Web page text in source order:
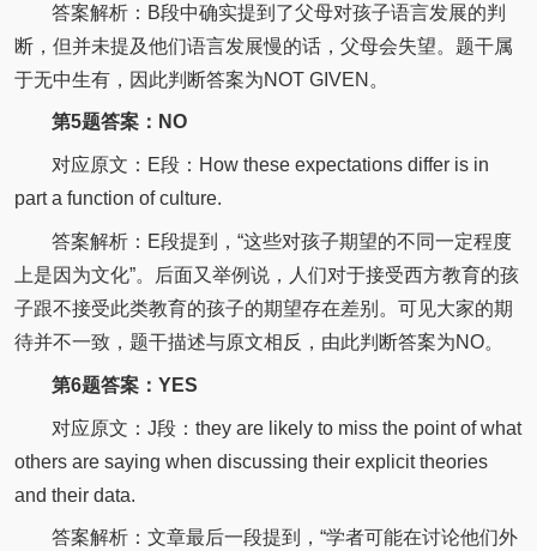
答案解析：B段中确实提到了父母对孩子语言发展的判
断，但并未提及他们语言发展慢的话，父母会失望。题干属
于无中生有，因此判断答案为NOT GIVEN。
第5题答案：NO
对应原文：E段：How these expectations differ is in
part a function of culture.
答案解析：E段提到，“这些对孩子期望的不同一定程度
上是因为文化”。后面又举例说，人们对于接受西方教育的孩
子跟不接受此类教育的孩子的期望存在差别。可见大家的期
待并不一致，题干描述与原文相反，由此判断答案为NO。
第6题答案：YES
对应原文：J段：they are likely to miss the point of what
others are saying when discussing their explicit theories
and their data.
答案解析：文章最后一段提到，“学者可能在讨论他们外